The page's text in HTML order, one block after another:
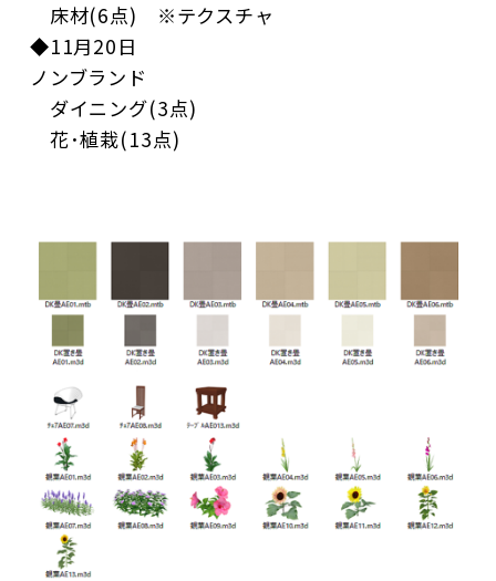
床材(6点) ※テクスチャ
◆11月20日
ノンブランド
ダイニング(3点)
花･植栽(13点)